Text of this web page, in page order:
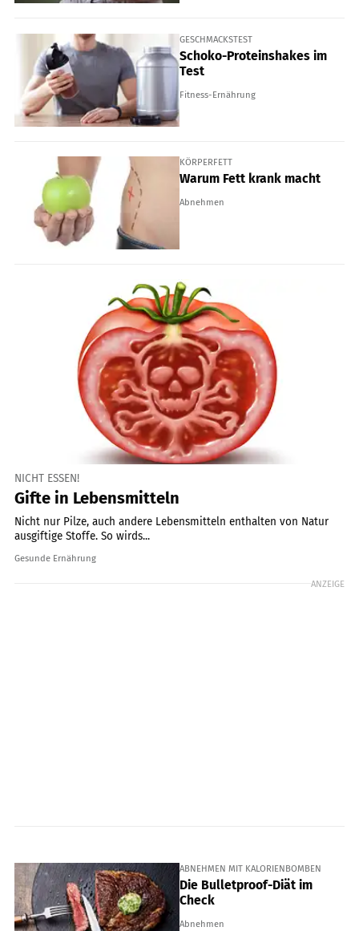
GESCHMACKSTEST
Schoko-Proteinshakes im
Test
Fitness-Ernährung
KÖRPERFETT
Warum Fett krank macht
Abnehmen
NICHT ESSEN!
Gifte in Lebensmitteln
Nicht nur Pilze, auch andere Lebensmitteln enthalten von Natur
ausgiftige Stoffe. So wirds...
Gesunde Ernährung
ANZEIGE
ABNEHMEN MIT KALORIENBOMBEN
Die Bulletproof-Diät im
Check
Abnehmen